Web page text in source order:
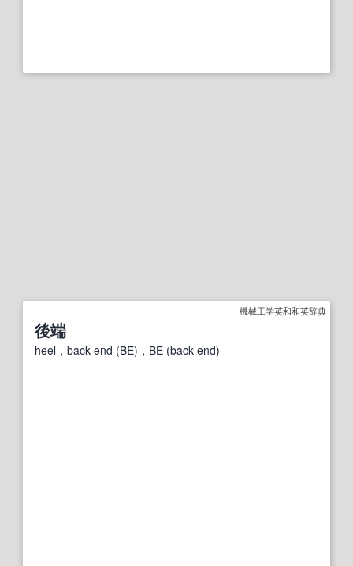
機械工学英和和英辞典
後端
heel ， back end (BE)， BE (back end)